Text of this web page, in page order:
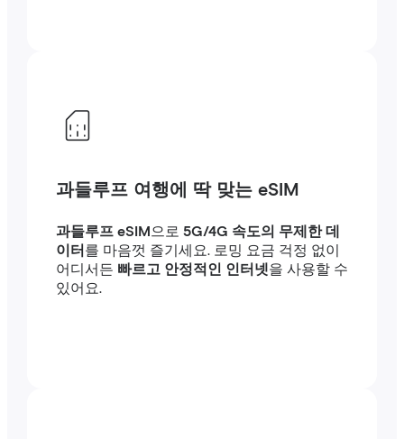
과들루프 여행에 딱 맞는 eSIM
과들루프 eSIM 으로 5G/4G 속도의 무제한 데
이터 를 마음껏 즐기세요. 로밍 요금 걱정 없이
어디서든 빠르고 안정적인 인터넷을 사용할 수
있어요.